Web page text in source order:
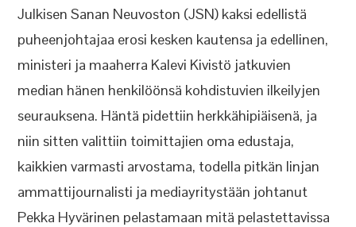
Julkisen Sanan Neuvoston (JSN) kaksi edellistä
puheenjohtajaa erosi kesken kautensa ja edellinen,
ministeri ja maaherra Kalevi Kivistö jatkuvien
median hänen henkilöönsä kohdistuvien ilkeilyjen
seurauksena. Häntä pidettiin herkkähipiäisenä, ja
niin sitten valittiin toimittajien oma edustaja,
kaikkien varmasti arvostama, todella pitkän linjan
ammattijournalisti ja mediayritystään johtanut
Pekka Hyvärinen pelastamaan mitä pelastettavissa